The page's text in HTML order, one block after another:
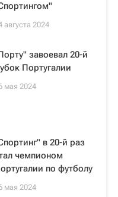
августа 2024
завоевал 20-й
Португалии
мая 2024
в 20-й раз
чемпионом
по футболу
мая 2024